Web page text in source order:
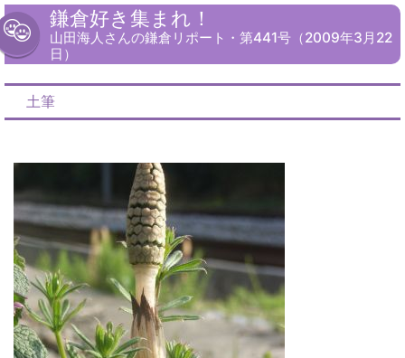
鎌倉好き集まれ！
山田海人さんの鎌倉リポート・第441号（2009年3月22
日）
土筆